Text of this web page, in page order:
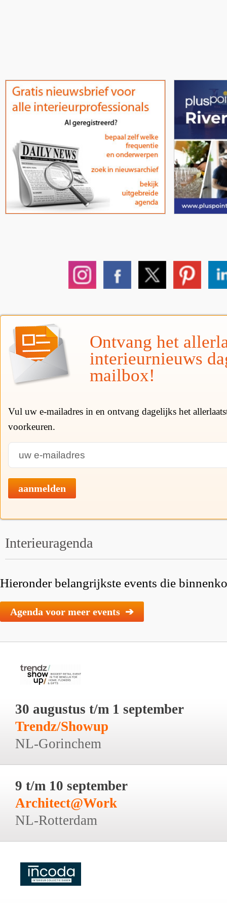
Ontvang het
interieurnieuws
mailbox!
Vul uw e-mailadres in en ontvang dagelijks het
voorkeuren.
aanmelden
Interieuragenda
Hieronder belangrijkste events die
Agenda voor meer events ➔
30 augustus t/m 1 september
Trendz/Showup
NL-Gorinchem
9 t/m 10 september
Architect@Work
NL-Rotterdam